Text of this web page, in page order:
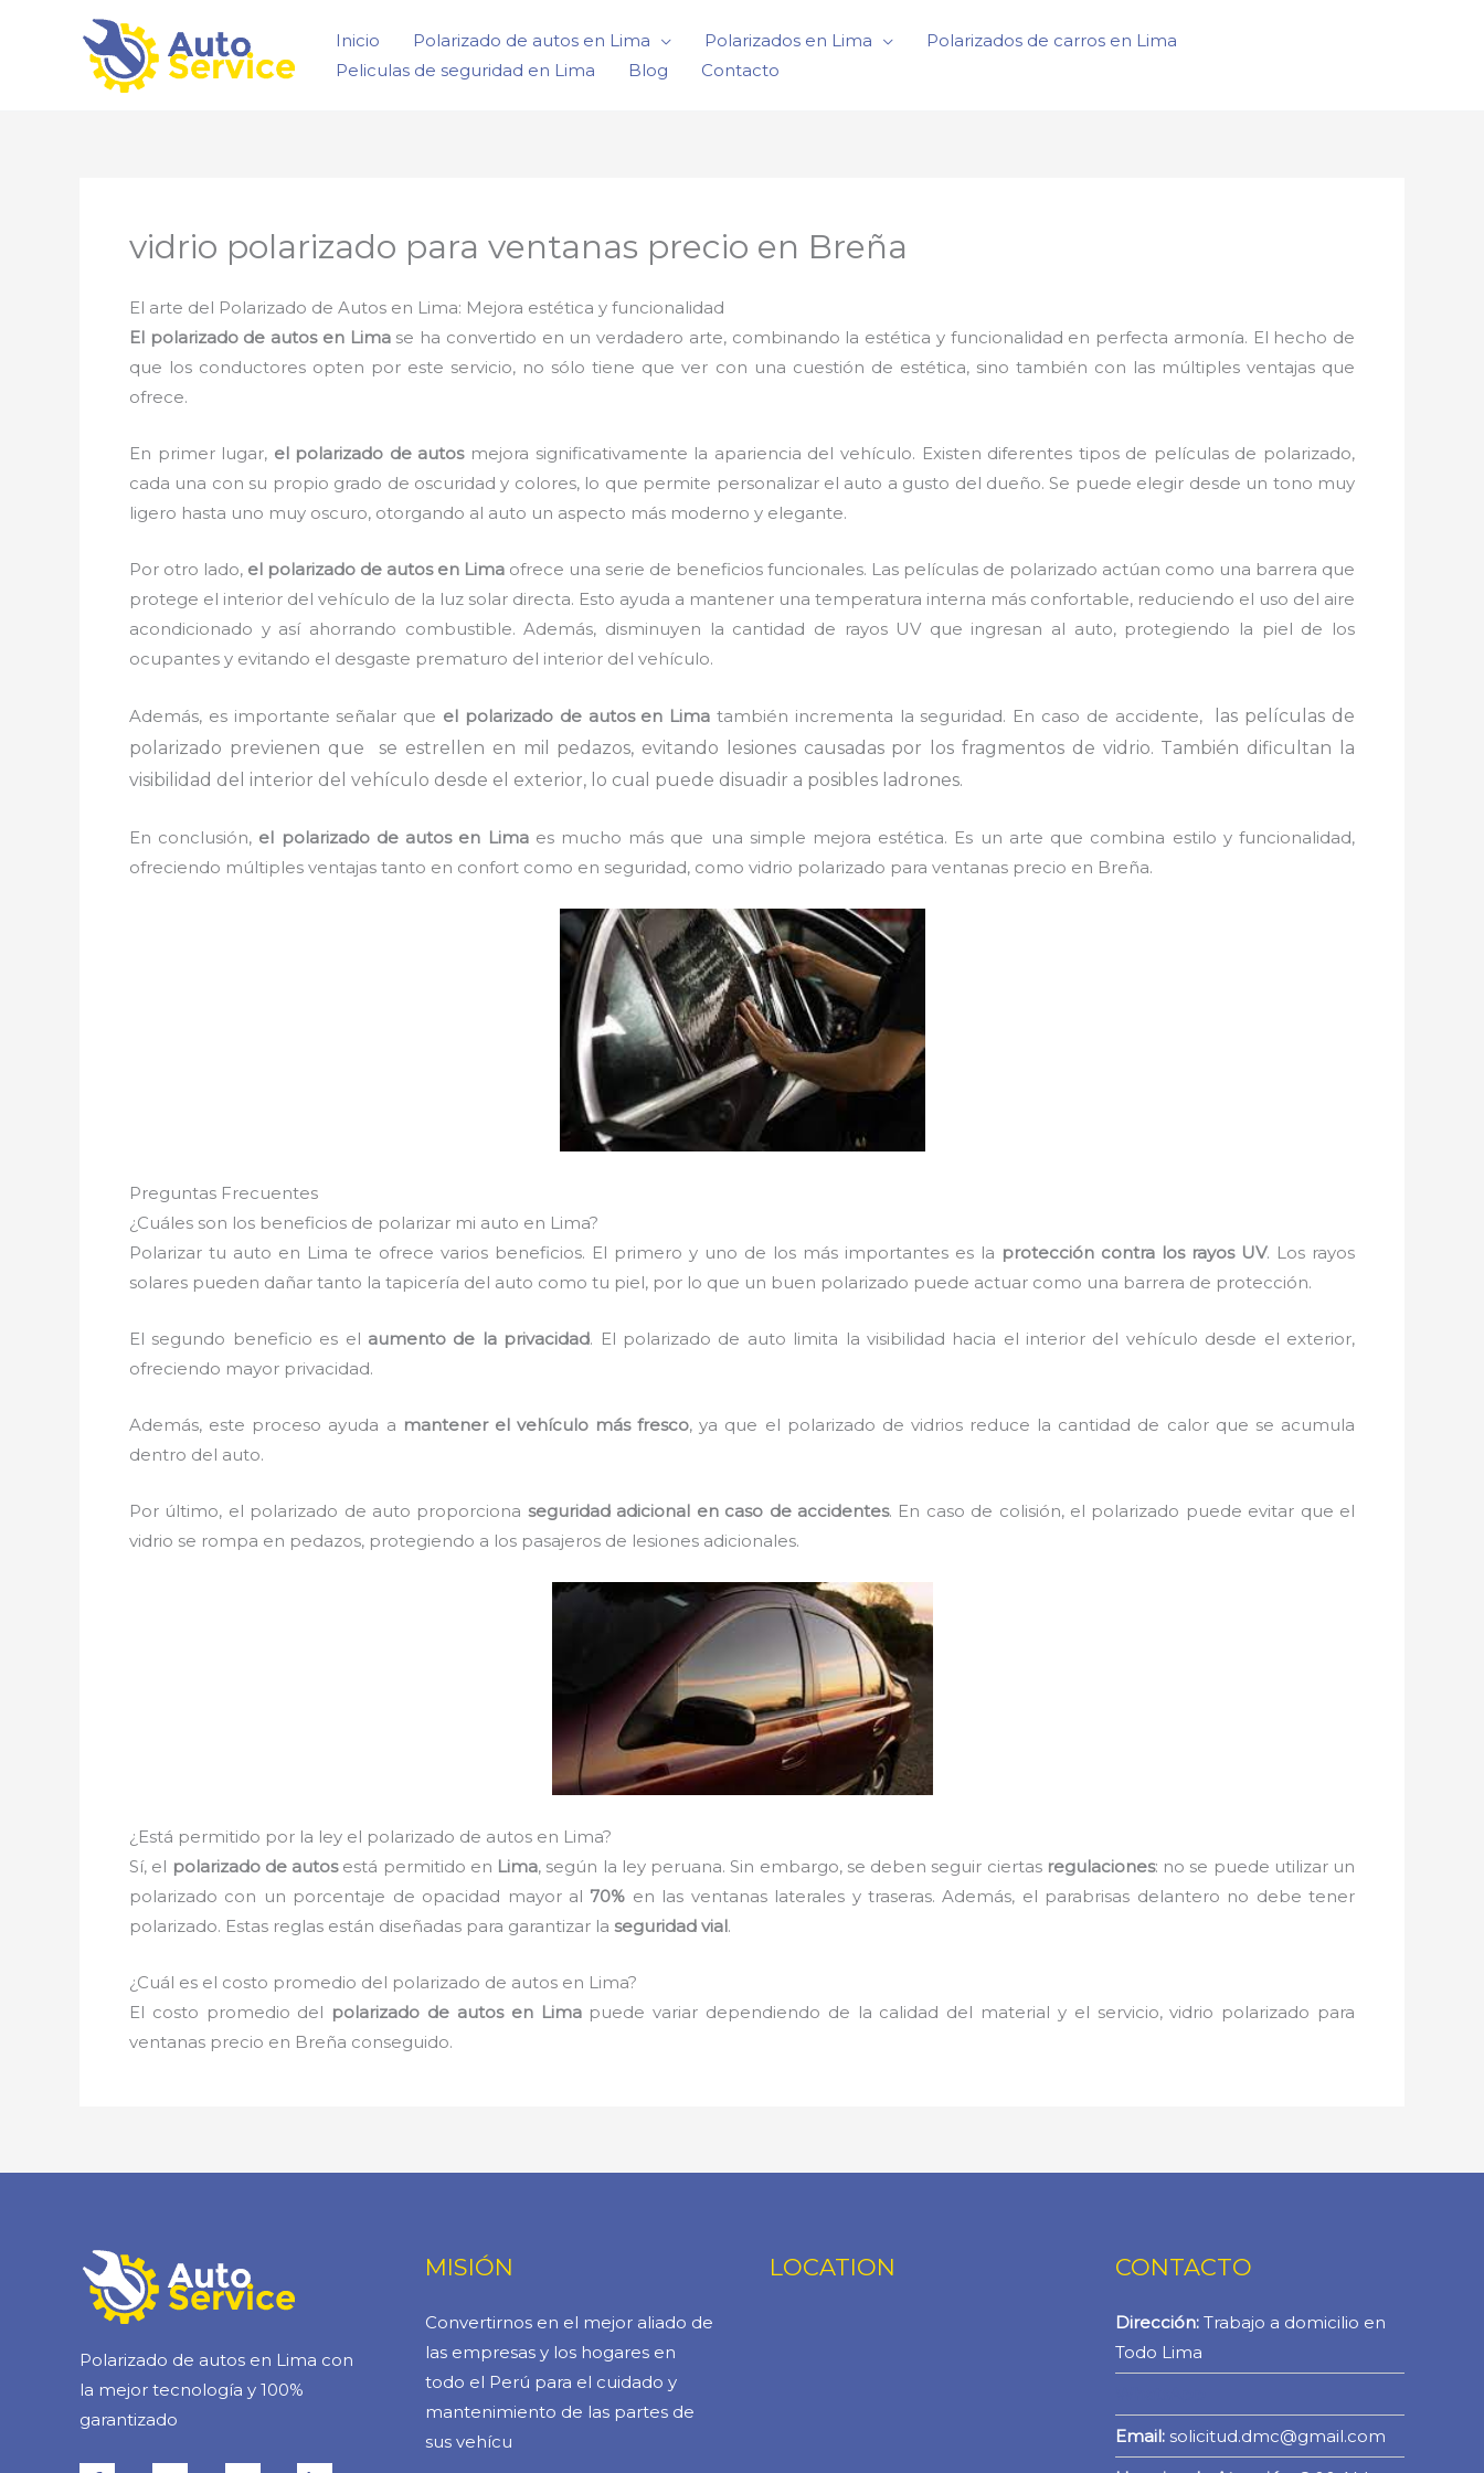
Inicio Polarizado de autos en Lima Polarizados en Lima
Polarizados de carros en Lima
Peliculas de seguridad en Lima
Blog Contacto
vidrio polarizado para ventanas precio en Breña
El arte del Polarizado de Autos en Lima: Mejora estética y funcionalidad
El polarizado de autos en Limase ha convertido en un verdadero arte, combinando la estética y funcionalidad en perfecta armonía. El hecho de
que los conductores opten por este servicio, no sólo tiene que ver con una cuestión de estética, sino también con las múltiples ventajas que
ofrece.
En primer lugar, el polarizado de autosmejora significativamente la apariencia del vehículo. Existen diferentes tipos de películas de polarizado,
cada una con su propio grado de oscuridad y colores, lo que permite personalizar el auto a gusto del dueño. Se puede elegir desde un tono muy
ligero hasta uno muy oscuro, otorgando al auto un aspecto más moderno y elegante.
Por otro lado, el polarizado de autos en Lima ofrece una serie de beneficios funcionales. Las películas de polarizado actúan como una barrera que
protege el interior del vehículo de la luz solar directa. Esto ayuda a mantener una temperatura interna más confortable, reduciendo el uso del aire
acondicionado y así ahorrando combustible. Además, disminuyen la cantidad de rayos UV que ingresan al auto, protegiendo la piel de los
ocupantes y evitando el desgaste prematuro del interior del vehículo.
Además, es importante señalar que el polarizado de autos en Lima también incrementa la seguridad. En caso de accidente,
las películas de
polarizado previenen que
se estrellen en mil pedazos, evitando lesiones causadas por los fragmentos de vidrio. También dificultan la
visibilidad del interior del vehículo desde el exterior, lo cual puede disuadir a posibles ladrones.
En conclusión, el polarizado de autos en Limaes mucho más que una simple mejora estética. Es un arte que combina estilo y funcionalidad,
ofreciendo múltiples ventajas tanto en confort como en seguridad, como vidrio polarizado para ventanas precio en Breña.
Preguntas Frecuentes
¿Cuáles son los beneficios de polarizar mi auto en Lima?
Polarizar tu auto en Lima te ofrece varios beneficios. El primero y uno de los más importantes es la protección contra los rayos UV. Los rayos
solares pueden dañar tanto la tapicería del auto como tu piel, por lo que un buen polarizado puede actuar como una barrera de protección.
El segundo beneficio es el aumento de la privacidad. El polarizado de auto limita la visibilidad hacia el interior del vehículo desde el exterior,
ofreciendo mayor privacidad.
Además, este proceso ayuda a mantener el vehículo más fresco, ya que el polarizado de vidrios reduce la cantidad de calor que se acumula
dentro del auto.
Por último, el polarizado de auto proporciona seguridad adicional en caso de accidentes. En caso de colisión, el polarizado puede evitar que el
vidrio se rompa en pedazos, protegiendo a los pasajeros de lesiones adicionales.
¿Está permitido por la ley el polarizado de autos en Lima?
Sí, el polarizado de autosestá permitido en Lima, según la ley peruana. Sin embargo, se deben seguir ciertas regulaciones: no se puede utilizar un
polarizado con un porcentaje de opacidad mayor al 70% en las ventanas laterales y traseras. Además, el parabrisas delantero no debe tener
polarizado. Estas reglas están diseñadas para garantizar la seguridad vial.
¿Cuál es el costo promedio del polarizado de autos en Lima?
El costo promedio del polarizado de autos en Limapuede variar dependiendo de la calidad del material y el servicio, vidrio polarizado para
ventanas precio en Breña conseguido.
Polarizado de autos en Lima con
la mejor tecnología y 100%
garantizado
MISIÓN
Convertirnos en el mejor aliado de
las empresas y los hogares en
todo el Perú para el cuidado y
mantenimiento de las partes de
sus vehícu
LOCATION CONTACTO
Dirección:Trabajo a domicilio en
Todo Lima
Email: solicitud.dmc@gmail.com